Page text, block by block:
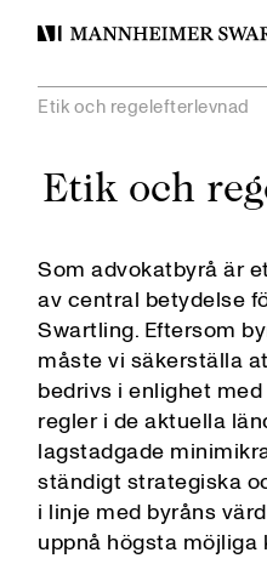
Mannheimer
Etik och
Som advokatbyrå är
av central betydelse
Swartling. Eftersom
måste vi säkerställa
bedrivs i enlighet
regler i de aktuella
lagstadgade
ständigt strategiska
i linje med byråns
uppnå högsta möjliga
Etik och regelefterlevnad
I samhället
Miljö och klimat
Mångfald och
AI och digitala verktyg
Legal tech-inkubator
Partnerskap med
Stockholm
Göteborg